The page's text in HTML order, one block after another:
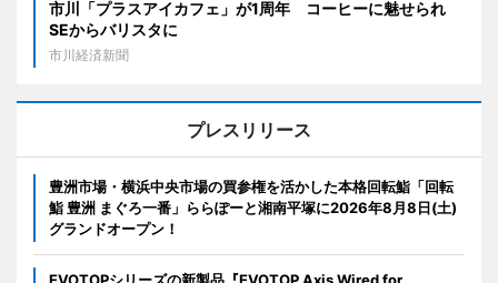
市川「プラスアイカフェ」が1周年 コーヒーに魅せられ
SEからバリスタに
市川経済新聞
プレスリリース
豊洲市場・横浜中央市場の買参権を活かした本格回転鮨「回転
鮨 豊洲 まぐろ一番」ららぽーと湘南平塚に2026年8月8日(土)
グランドオープン！